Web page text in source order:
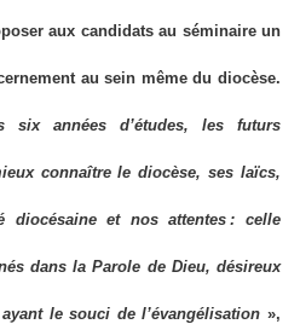
aux candidats au séminaire un
au sein même du diocèse.
six années d’études, les futurs
connaître le diocèse, ses laïcs,
diocésaine et nos attentes : celle
dans la Parole de Dieu, désireux
le souci de l’évangélisation »,